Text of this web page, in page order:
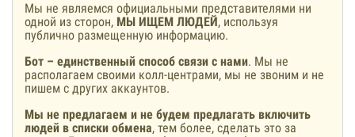
Мы не являемся официальными представителями ни
одной из сторон, МЫ ИЩЕМ ЛЮДЕЙ, используя
публично размещенную информацию.
Бот – единственный способ связи с нами. Мы не
располагаем своими колл-центрами, мы не звоним и не
пишем с других аккаунтов.
Мы не предлагаем и не будем предлагать включить
людей в списки обмена, тем более, сделать это за